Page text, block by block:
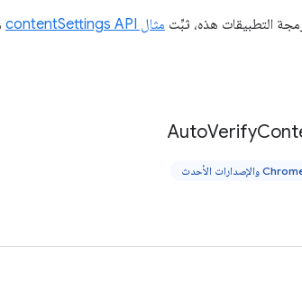
التطبيقات هذه، ثبِّت مثال contentSettings API
AutoVerify